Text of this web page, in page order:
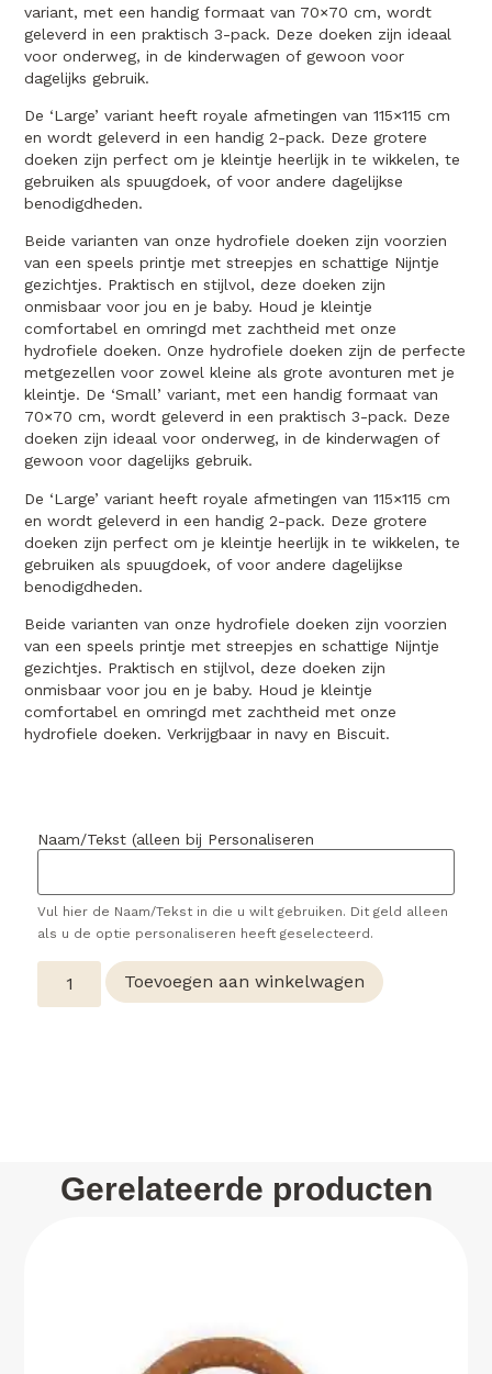
variant, met een handig formaat van 70×70 cm, wordt
geleverd in een praktisch 3-pack. Deze doeken zijn ideaal
voor onderweg, in de kinderwagen of gewoon voor
dagelijks gebruik.
De ‘Large’ variant heeft royale afmetingen van 115×115 cm
en wordt geleverd in een handig 2-pack. Deze grotere
doeken zijn perfect om je kleintje heerlijk in te wikkelen, te
gebruiken als spuugdoek, of voor andere dagelijkse
benodigdheden.
Beide varianten van onze hydrofiele doeken zijn voorzien
van een speels printje met streepjes en schattige Nijntje
gezichtjes. Praktisch en stijlvol, deze doeken zijn
onmisbaar voor jou en je baby. Houd je kleintje
comfortabel en omringd met zachtheid met onze
hydrofiele doeken. Onze hydrofiele doeken zijn de perfecte
metgezellen voor zowel kleine als grote avonturen met je
kleintje. De ‘Small’ variant, met een handig formaat van
70×70 cm, wordt geleverd in een praktisch 3-pack. Deze
doeken zijn ideaal voor onderweg, in de kinderwagen of
gewoon voor dagelijks gebruik.
De ‘Large’ variant heeft royale afmetingen van 115×115 cm
en wordt geleverd in een handig 2-pack. Deze grotere
doeken zijn perfect om je kleintje heerlijk in te wikkelen, te
gebruiken als spuugdoek, of voor andere dagelijkse
benodigdheden.
Beide varianten van onze hydrofiele doeken zijn voorzien
van een speels printje met streepjes en schattige Nijntje
gezichtjes. Praktisch en stijlvol, deze doeken zijn
onmisbaar voor jou en je baby. Houd je kleintje
comfortabel en omringd met zachtheid met onze
hydrofiele doeken. Verkrijgbaar in navy en Biscuit.
Naam/Tekst (alleen bij Personaliseren
Vul hier de Naam/Tekst in die u wilt gebruiken. Dit geld alleen
als u de optie personaliseren heeft geselecteerd.
Toevoegen aan winkelwagen
Gerelateerde producten